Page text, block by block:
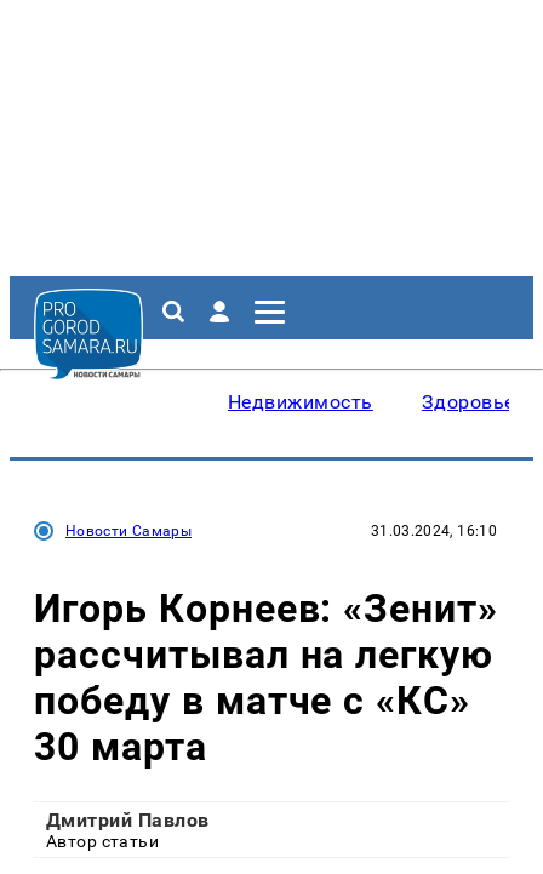
Недвижимость Здоровье
Новости Самары 31.03.2024, 16:10
Игорь Корнеев: «Зенит»
рассчитывал на легкую
победу в матче с «КС»
30 марта
Дмитрий Павлов
Автор статьи